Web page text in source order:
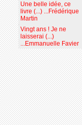
Une belle idée, ce
livre (...) ...Frédérique
Martin
Vingt ans ! Je ne
laisserai (...)
...Emmanuelle Favier